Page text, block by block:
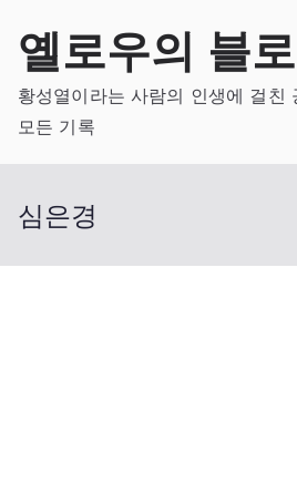
content
옐로우의 블
황성열이라는 사람의 인생에 걸친
모든 기록
심은경